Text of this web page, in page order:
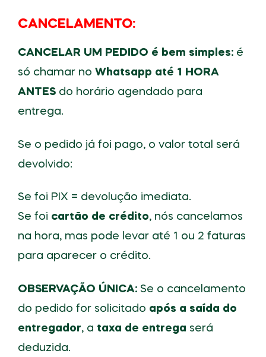
CANCELAMENTO:
CANCELAR UM PEDIDO é bem simples: é
só chamar no Whatsapp até 1 HORA
ANTES do horário agendado para
entrega.
Se o pedido já foi pago, o valor total será
devolvido:
Se foi PIX = devolução imediata.
Se foi cartão de crédito, nós cancelamos
na hora, mas pode levar até 1 ou 2 faturas
para aparecer o crédito.
OBSERVAÇÃO ÚNICA: Se o cancelamento
do pedido for solicitado após a saída do
entregador, a taxa de entrega será
deduzida.